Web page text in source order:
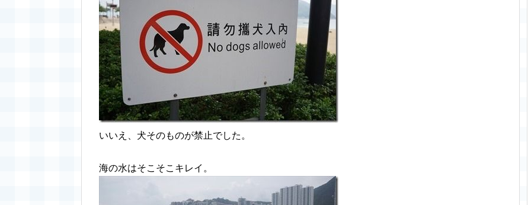
いいえ、犬そのものが禁止でした。
海の水はそこそこキレイ。